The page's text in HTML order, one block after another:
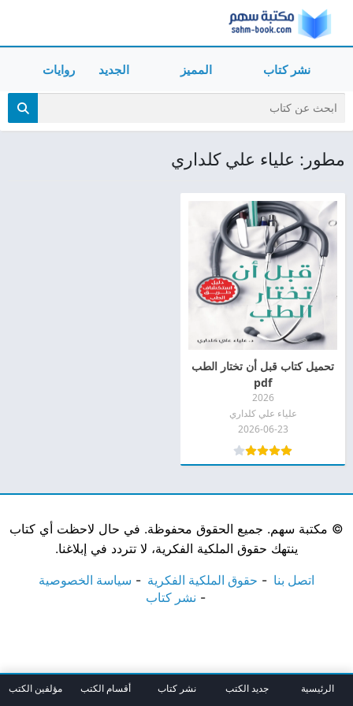
نشر كتاب المميز الجديد روايات
مطور: علياء علي كلداري
تحميل كتاب قبل أن تختار الطب
pdf
2026
علياء علي كلداري
2026-06-23
© مكتبة سهم. جميع الحقوق محفوظة. في حال لاحظت أي كتاب
ينتهك حقوق الملكية الفكرية، لا تتردد في إبلاغنا.
اتصل بنا حقوق الملكية الفكرية
سياسة الخصوصية
نشر كتاب
الرئيسية جديد الكتب نشر كتاب أقسام الكتب مؤلفين الكتب